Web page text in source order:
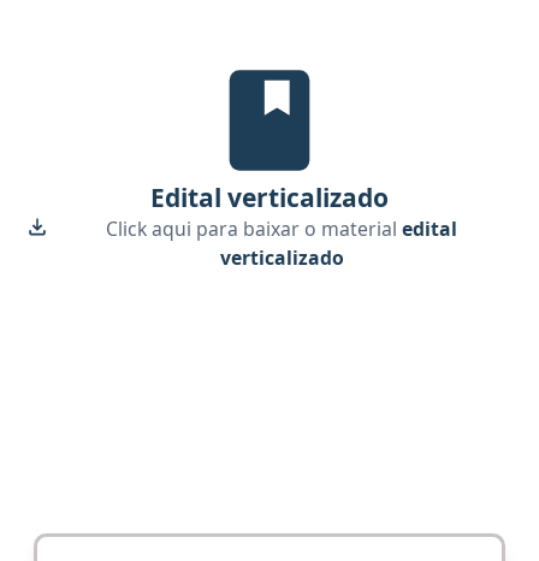
Edital Verticalizado, material
Edital verticalizado
Click aqui para baixar o materialedital
verticalizado